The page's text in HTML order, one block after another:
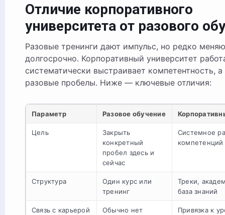
Отличие корпоративного
университета от разового
Разовые тренинги дают импульс, но редко
долгосрочно. Корпоративный университет
систематически выстраивает компетентность, а
разовые пробелы. Ниже — ключевые отличия:
Параметр Разовое обучение
Цель
Закрыть
конкретный
пробел здесь и
сейчас
Системное
компетенций
Структура
Один курс или
тренинг
Треки,
база знаний
Связь с карьерой Обычно нет
Привязка к